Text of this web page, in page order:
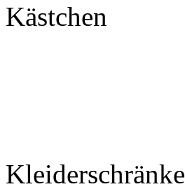
Kästchen
Kleiderschränke